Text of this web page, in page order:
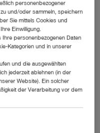
und -Forscher für die
fand kürzlich ein
MINTmachtage
Tuttlingen nahmen unter
Freisein!“ an
an diesem
personenbezogener
und/oder sammeln, speichern
Sie mittels Cookies und
Einwilligung.
Ihre personenbezogenen Daten
Kategorien und in unserer
und die ausgewählten
jederzeit ablehnen (in der
Website). Ein solcher
der Verarbeitung vor dem